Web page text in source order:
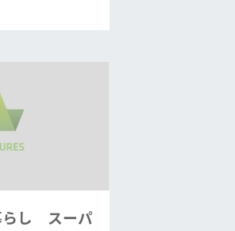
らし スーパ